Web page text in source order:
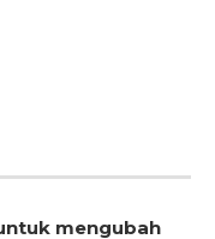
mengubah